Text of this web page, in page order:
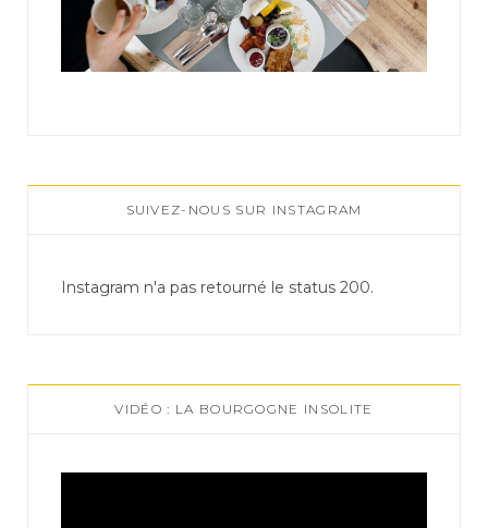
SUIVEZ-NOUS SUR INSTAGRAM
Instagram n'a pas retourné le status 200.
VIDÉO : LA BOURGOGNE INSOLITE